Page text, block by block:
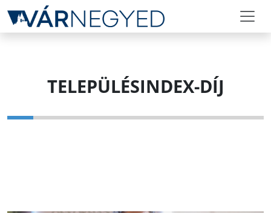
TELEPÜLÉSINDEX-DÍJ